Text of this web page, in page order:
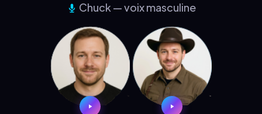
Chuck — voix masculine